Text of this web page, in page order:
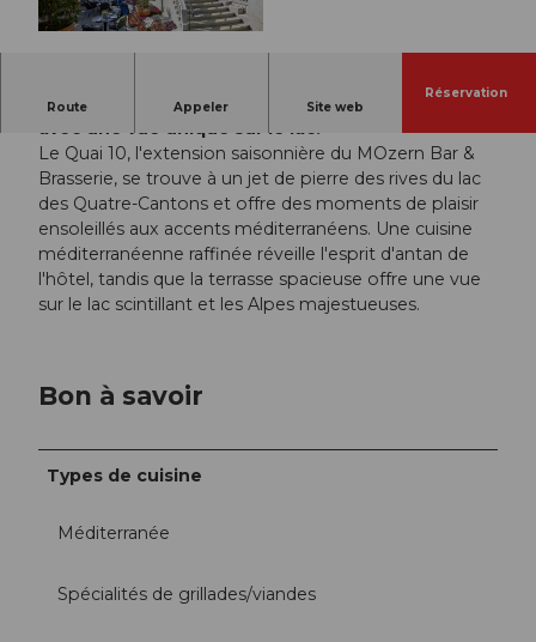
Route Appeler Site web
Réservation
Des spécialités méditerranéennes en plein air
avec une vue unique sur le lac.
Le Quai 10, l'extension saisonnière du MOzern Bar &
Brasserie, se trouve à un jet de pierre des rives du lac
des Quatre-Cantons et offre des moments de plaisir
ensoleillés aux accents méditerranéens. Une cuisine
méditerranéenne raffinée réveille l'esprit d'antan de
l'hôtel, tandis que la terrasse spacieuse offre une vue
sur le lac scintillant et les Alpes majestueuses.
Bon à savoir
Types de cuisine
Méditerranée
Spécialités de grillades/viandes